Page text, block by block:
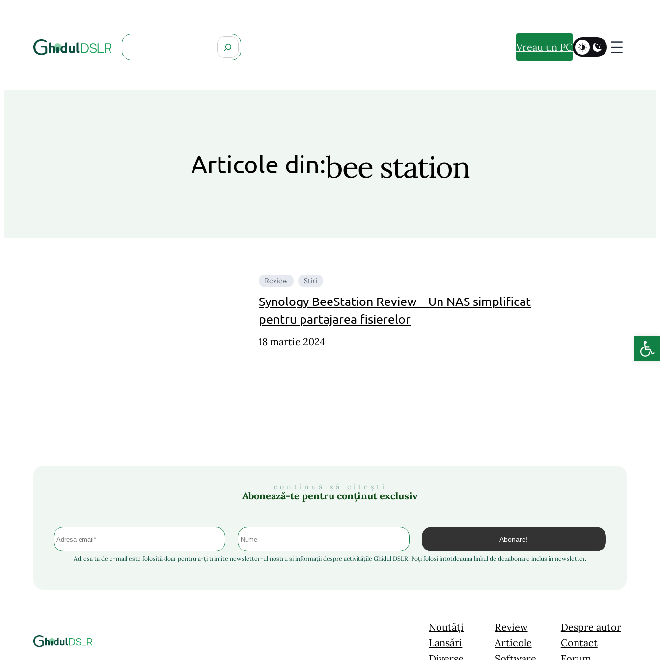
Search Vreau un PC
Articole din:bee station
Review Stiri
Synology BeeStation Review – Un NAS simplificat
pentru partajarea fisierelor
18 martie 2024
continuă să citești
Abonează-te pentru conținut exclusiv
Adresa ta de e-mail este folosită doar pentru a-ți trimite newsletter-ul nostru și informații despre activitățile Ghidul DSLR. Poți folosi întotdeauna linkul de dezabonare inclus în newsletter.
Noutăți
Lansări
Review
Articole
Despre autor
Contact